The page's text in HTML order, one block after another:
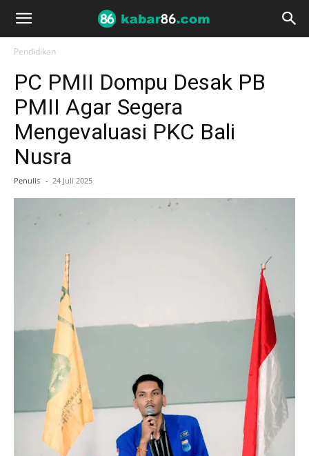
Pendidikan
PC PMII Dompu Desak PB
PMII Agar Segera
Mengevaluasi PKC Bali
Nusra
Penulis - 24 Juli 2025